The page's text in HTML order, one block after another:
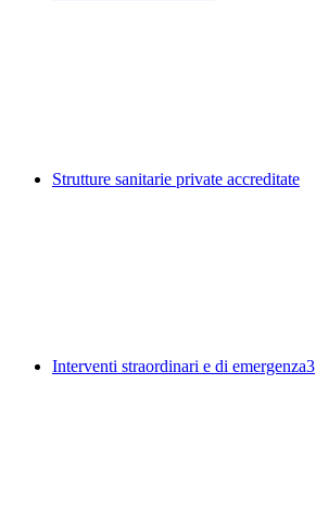
Strutture sanitarie private accreditate
Interventi straordinari e di emergenza3